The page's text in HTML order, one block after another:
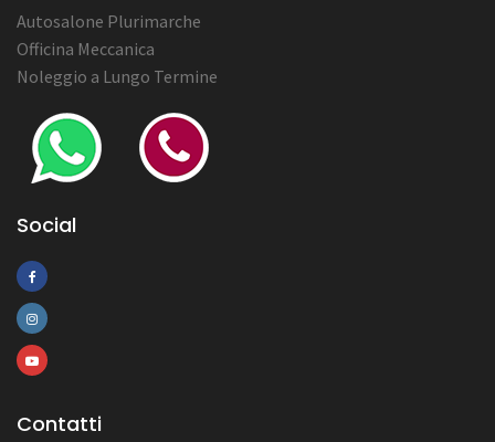
Autosalone Plurimarche
Officina Meccanica
Noleggio a Lungo Termine
Social
Contatti